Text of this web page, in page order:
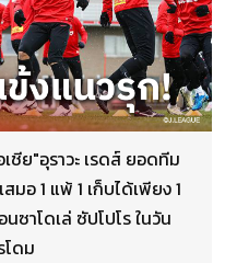
ชีย"อุราวะ เรดส์ ยอดทีม
อ 1 แพ้ 1 เก็บได้เพียง 1
ซาโดเล่ ซัปโปโร ในวัน
โดม